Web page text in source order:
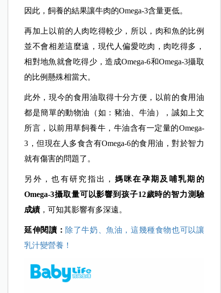
因此，飼養的結果讓牛肉的Omega-3含量更低。
再加上以前的人肉吃得較少，所以，肉和魚的比例
並不會相差這麼遠，現代人偏愛吃肉，肉吃得多，
相對地魚就會吃得少，造成Omega-6和Omega-3攝取
的比例懸殊相當大。
此外，現今的食用油取得十分方便，以前的食用油
都是簡單的動物油（如：豬油、牛油），誠如上文
所言，以前用草飼養牛，牛油含有一定量的Omega-
3，但現在人多食含有Omega-6的食用油，對於智力
就有傷害的問題了。
另外，也有研究指出， 媽咪在孕期及哺乳期的
Omega-3攝取量可以影響到孩子12歲時的智力測驗
成績 ，可知其影響有多深遠。
延伸閱讀： 除了牛奶、魚油，這幾種食物也可以讓
乳汁變營養！